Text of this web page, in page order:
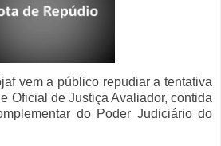
vem a público repudiar a tentativa
Oficial de Justiça Avaliador, contida
do Poder Judiciário do